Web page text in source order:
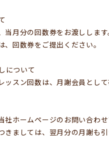
月分の回数券をお渡しします
、回数券をご提出ください。
について
ッスン回数は、月謝会員とし
社ホームページのお問い合わ
きましては、翌月分の月謝も